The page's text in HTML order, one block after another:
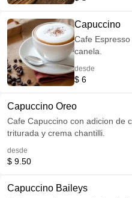
Capuccino
Cafe
canela.
desde
$ 6
Capuccino Oreo
Cafe Capuccino con adicion de
triturada y crema chantilli.
desde
$ 9.50
Capuccino Baileys